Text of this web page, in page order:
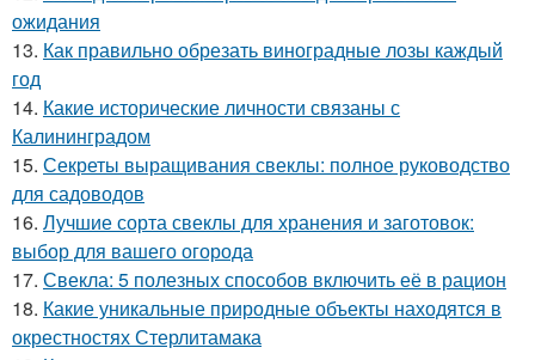
ожидания
13. Как правильно обрезать виноградные лозы каждый
год
14. Какие исторические личности связаны с
Калининградом
15. Секреты выращивания свеклы: полное руководство
для садоводов
16. Лучшие сорта свеклы для хранения и заготовок:
выбор для вашего огорода
17. Свекла: 5 полезных способов включить её в рацион
18. Какие уникальные природные объекты находятся в
окрестностях Стерлитамака